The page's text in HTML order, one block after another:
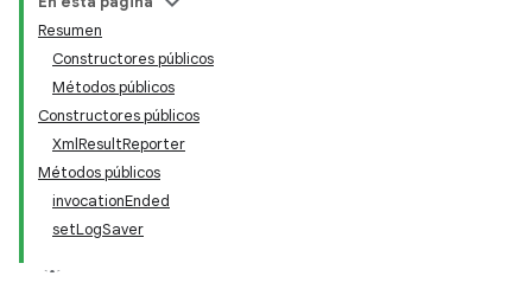
Resumen
Constructores públicos
Métodos públicos
Constructores públicos
XmlResultReporter
Métodos públicos
invocationEnded
setLogSaver